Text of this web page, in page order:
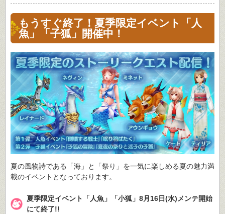
もうすぐ終了！夏季限定イベント「人
魚」「子狐」開催中！
夏の風物詩である「海」と「祭り」を一気に楽しめる夏の魅力満
載のイベントとなっております。
夏季限定イベント「人魚」「小狐」8月16日(水)メンテ開始
にて終了!!